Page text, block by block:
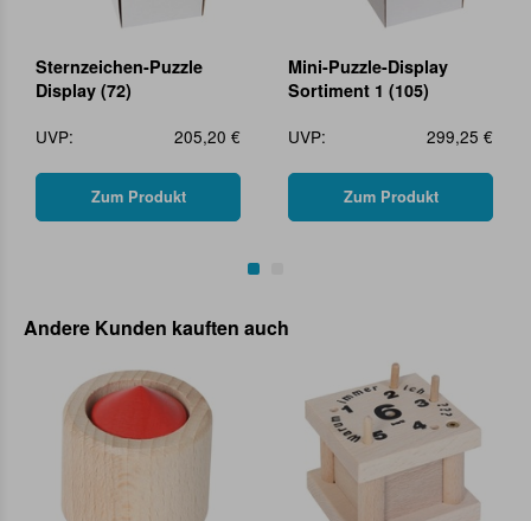
Sternzeichen-Puzzle
Display (72)
UVP:
205,20 €
Zum Produkt
Mini-Puzzle-Display
Sortiment 1 (105)
UVP:
299,25 €
Zum Produkt
Andere Kunden kauften auch